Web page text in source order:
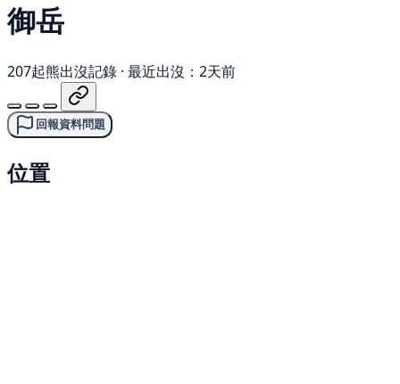
御岳
207起熊出沒記錄 · 最近出沒：2天前
回報資料問題
位置